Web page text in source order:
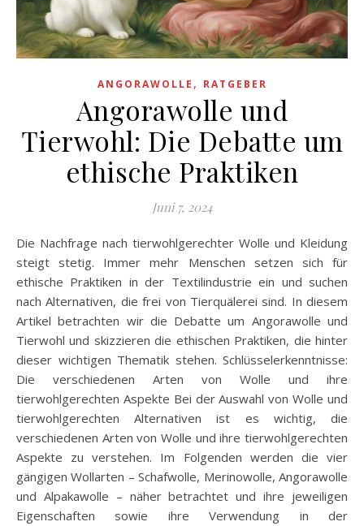
ANGORAWOLLE , RATGEBER
Angorawolle und
Tierwohl: Die Debatte um
ethische Praktiken
Juni 7, 2024
Die Nachfrage nach tierwohlgerechter Wolle und Kleidung
steigt stetig. Immer mehr Menschen setzen sich für
ethische Praktiken in der Textilindustrie ein und suchen
nach Alternativen, die frei von Tierquälerei sind. In diesem
Artikel betrachten wir die Debatte um Angorawolle und
Tierwohl und skizzieren die ethischen Praktiken, die hinter
dieser wichtigen Thematik stehen. Schlüsselerkenntnisse:
Die verschiedenen Arten von Wolle und ihre
tierwohlgerechten Aspekte Bei der Auswahl von Wolle und
tierwohlgerechten Alternativen ist es wichtig, die
verschiedenen Arten von Wolle und ihre tierwohlgerechten
Aspekte zu verstehen. Im Folgenden werden die vier
gängigen Wollarten – Schafwolle, Merinowolle, Angorawolle
und Alpakawolle – näher betrachtet und ihre jeweiligen
Eigenschaften sowie ihre Verwendung in der